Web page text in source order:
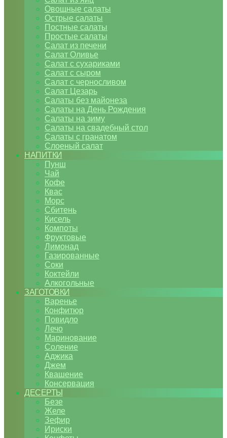
Овощные салаты
Острые салаты
Постные салаты
Простые салаты
Салат из печени
Салат Оливье
Салат с сухариками
Салат с сыром
Салат с черносливом
Салат Цезарь
Салаты без майонеза
Салаты на День Рождения
Салаты на зиму
Салаты на свадебный стол
Салаты с гранатом
Слоеный салат
НАПИТКИ
Пунш
Чай
Кофе
Квас
Морс
Сбитень
Кисель
Компоты
Фруктовые
Лимонад
Газированные
Соки
Коктейли
Алкогольные
ЗАГОТОВКИ
Варенье
Конфитюр
Повидло
Лечо
Маринование
Соление
Аджика
Джем
Квашение
Консервация
ДЕСЕРТЫ
Безе
Желе
Зефир
Ириски